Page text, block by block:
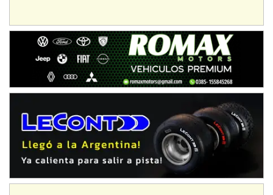
SUR SANTAFESINO - F4
José Samuel Sánchez (Tierra)
Rufino (Santa Fe)
TUCUMANO - F5
Juan Navarro (Asfalto)